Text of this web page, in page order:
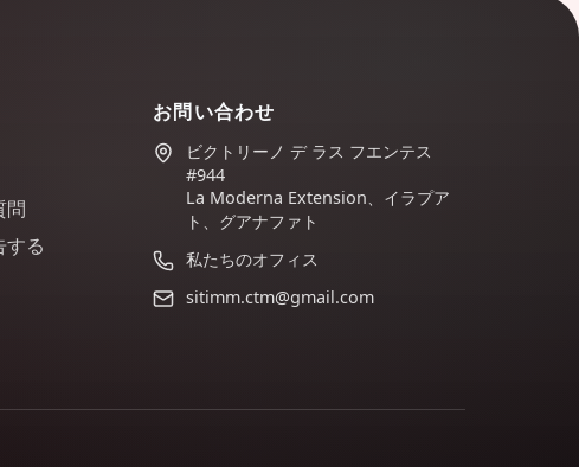
問
する
お問い合わせ
ビクトリーノ デ ラス フエンテス
#944
La Moderna Extension、イラプア
ト、グアナファト
私たちのオフィス
sitimm.ctm@gmail.com